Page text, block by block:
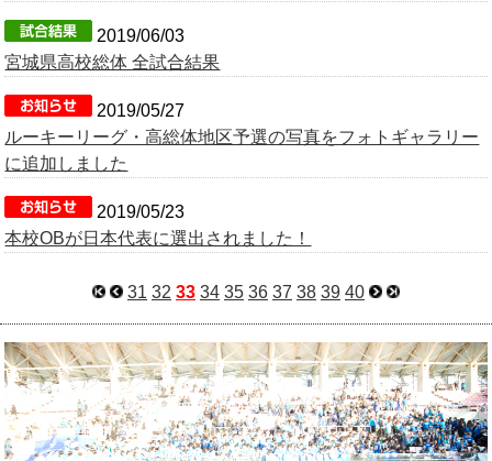
2019/06/03
宮城県高校総体 全試合結果
2019/05/27
ルーキーリーグ・高総体地区予選の写真をフォトギャラリー
に追加しました
2019/05/23
本校OBが日本代表に選出されました！
31 32 33 34 35 36 37 38 39 40